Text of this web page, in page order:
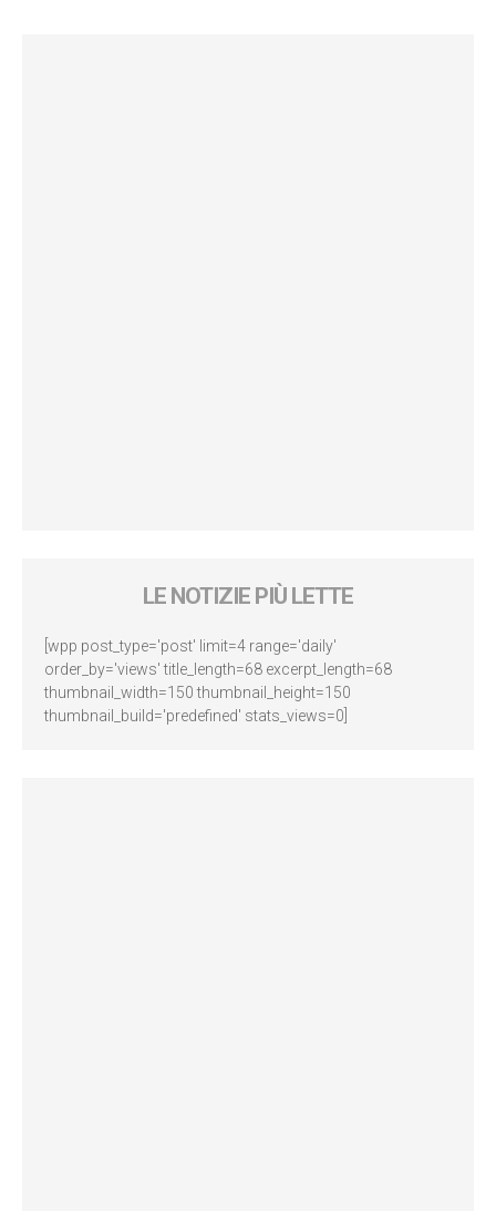
LE NOTIZIE PIÙ LETTE
[wpp post_type='post' limit=4 range='daily'
order_by='views' title_length=68 excerpt_length=68
thumbnail_width=150 thumbnail_height=150
thumbnail_build='predefined' stats_views=0]